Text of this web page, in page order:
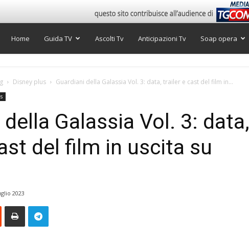
Super
TV
Home Guida TV Ascolti Tv Anticipazioni Tv Soap opera
Disney plus Guardiani della Galassia Vol. 3: data, trailer e cast del film in...
Galassia Vol. 3: data,
del film in uscita su
2023